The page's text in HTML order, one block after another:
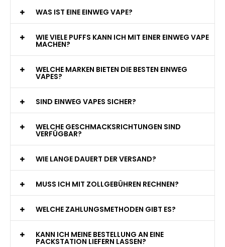
WAS IST EINE EINWEG VAPE?
WIE VIELE PUFFS KANN ICH MIT EINER EINWEG VAPE
MACHEN?
WELCHE MARKEN BIETEN DIE BESTEN EINWEG
VAPES?
SIND EINWEG VAPES SICHER?
WELCHE GESCHMACKSRICHTUNGEN SIND
VERFÜGBAR?
WIE LANGE DAUERT DER VERSAND?
MUSS ICH MIT ZOLLGEBÜHREN RECHNEN?
WELCHE ZAHLUNGSMETHODEN GIBT ES?
KANN ICH MEINE BESTELLUNG AN EINE
PACKSTATION LIEFERN LASSEN?